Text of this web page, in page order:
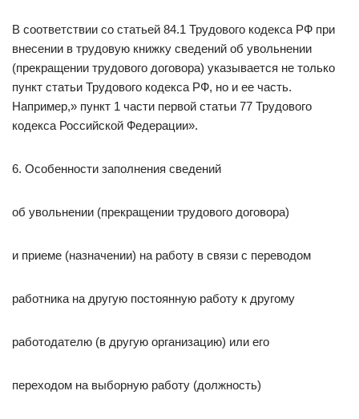
В соответствии со статьей 84.1 Трудового кодекса РФ при
внесении в трудовую книжку сведений об увольнении
(прекращении трудового договора) указывается не только
пункт статьи Трудового кодекса РФ, но и ее часть.
Например,» пункт 1 части первой статьи 77 Трудового
кодекса Российской Федерации».
6. Особенности заполнения сведений
об увольнении (прекращении трудового договора)
и приеме (назначении) на работу в связи с переводом
работника на другую постоянную работу к другому
работодателю (в другую организацию) или его
переходом на выборную работу (должность)